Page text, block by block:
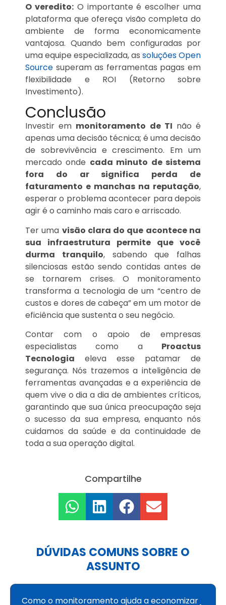
O veredito:O importante é escolher uma
plataforma que ofereça visão completa do
ambiente de forma economicamente
vantajosa. Quando bem configuradas por
uma equipe especializada, as soluções Open
Source superam as ferramentas pagas em
flexibilidade e ROI (Retorno sobre
Investimento).
Conclusão
Investir em monitoramento de TI não é
apenas uma decisão técnica; é uma decisão
de sobrevivência e crescimento. Em um
mercado onde cada minuto de sistema
fora do ar significa perda de
faturamento e manchas na reputação,
esperar o problema acontecer para depois
agir é o caminho mais caro e arriscado.
Ter uma visão clara do que acontece na
sua infraestrutura permite que você
durma tranquilo, sabendo que falhas
silenciosas estão sendo contidas antes de
se tornarem crises. O monitoramento
transforma a tecnologia de um “centro de
custos e dores de cabeça” em um motor de
eficiência que sustenta o seu negócio.
Contar com o apoio de empresas
especialistas como a Proactus
Tecnologia eleva esse patamar de
segurança. Nós trazemos a inteligência de
ferramentas avançadas e a experiência de
quem vive o dia a dia de ambientes críticos,
garantindo que sua única preocupação seja
o sucesso da sua empresa, enquanto nós
cuidamos da saúde e da continuidade de
toda a sua operação digital.
Compartilhe
DÚVIDAS COMUNS SOBRE O
ASSUNTO
Como o monitoramento ajuda a economizar